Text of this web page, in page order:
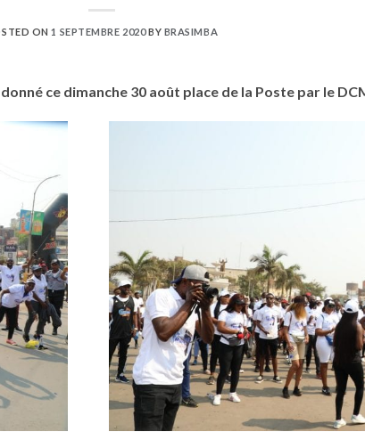
ON1 SEPTEMBRE 2020BY BRASIMBA
ce dimanche 30 août place de la Poste par le